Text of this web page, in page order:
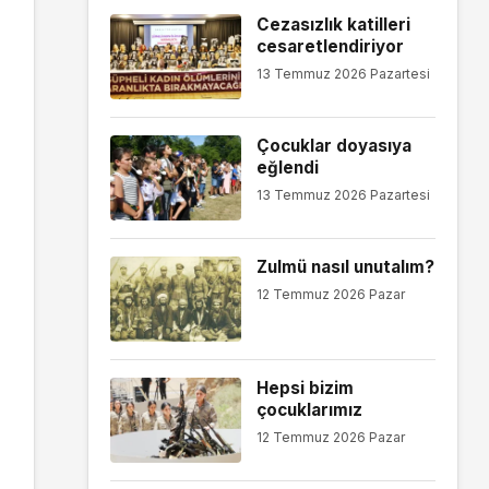
Cezasızlık katilleri
cesaretlendiriyor
13 Temmuz 2026 Pazartesi
Çocuklar doyasıya
eğlendi
13 Temmuz 2026 Pazartesi
Zulmü nasıl unutalım?
12 Temmuz 2026 Pazar
Hepsi bizim
çocuklarımız
12 Temmuz 2026 Pazar